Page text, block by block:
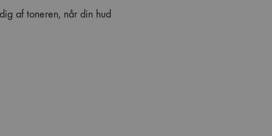
af toneren, når din hud